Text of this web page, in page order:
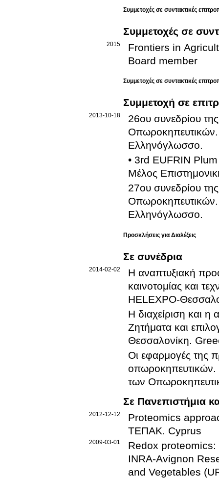
Συμμετοχές σε συντακτικές
Συμμετοχές σε
2015
Frontiers in
Board member
Συμμετοχές σε συντακτικές
Συμμετοχή σε
2013-10-18
26ου συνεδρίου της Ελληνικής
Οπωροκηπευτικών.
Ελληνόγλωσσο.
• 3rd EUFRIN
Μέλος
27ου συνεδρίου της Ελληνικής
Οπωροκηπευτικών.
Ελληνόγλωσσο.
Προσκλήσεις για Διαλέξεις
Σε συνέδρια
2014-02-02
H αναπτυξιακή
καινοτομίας και
HELEXPO-
Η διαχείριση και
Ζητήματα και
Θεσσαλονίκη
Οι εφαρμογές της
οπωροκηπευτικών
των
Σε Πανεπιστήμια
2012-12-12
Proteomics
ΤΕΠΑΚ. Cyprus
2009-03-01
Redox
INRA-Avignon
and Vegetables